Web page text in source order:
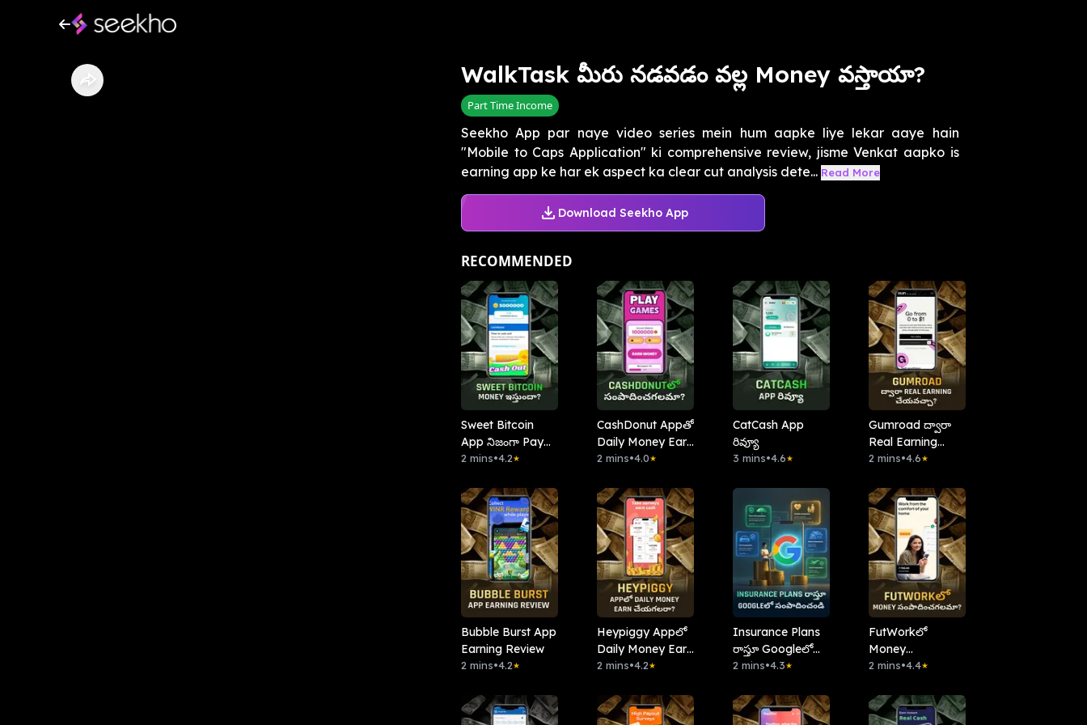
WalkTask మీరు నడవడం వల్ల Money వస్తాయా?
Part Time Income
Seekho App par naye video series mein hum aapke liye lekar aaye hain
"Mobile to Caps Application" ki comprehensive review, jisme Venkat aapko is
earning app ke har ek aspect ka clear cut analysis dete... Read More
Download Seekho App
RECOMMENDED
Sweet Bitcoin
App నిజంగా Pay
చేస్తుందా?
2 mins•4.2★
CashDonut Appతో
Daily Money Earn
చేయవచ్చా?
2 mins•4.0★
CatCash App
రివ్యూ
3 mins•4.6★
Gumroad ద్వారా
Real Earning
చేయవచ్చా?
2 mins•4.6★
Bubble Burst App
Earning Review
2 mins•4.2★
Heypiggy Appలో
Daily Money Earn
చేయగలరా?
2 mins•4.2★
Insurance Plans
రాస్తూ Googleలో
సంపాదించండి
2 mins•4.3★
FutWorkలో
Money
సంపాదించగలమా?
2 mins•4.4★